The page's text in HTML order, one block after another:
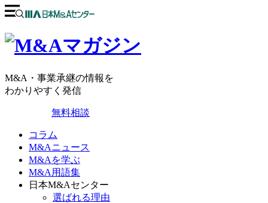
M&A・事業承継の情報を
わかりやすく発信
無料相談
コラム
M&Aニュース
M&Aを学ぶ
M&A用語集
日本M&Aセンター
選ばれる理由